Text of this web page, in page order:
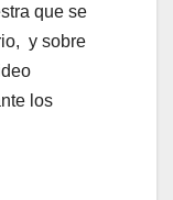
que se
y sobre
los